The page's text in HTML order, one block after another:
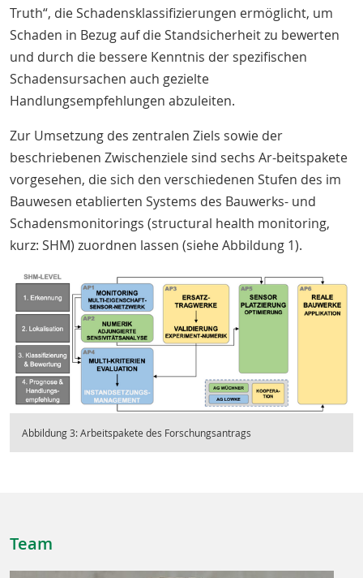
Truth“, die Schadensklassifizierungen ermöglicht, um
Schaden in Bezug auf die Standsicherheit zu bewerten
und durch die bessere Kenntnis der spezifischen
Schadensursachen auch gezielte
Handlungsempfehlungen abzuleiten.
Zur Umsetzung des zentralen Ziels sowie der
beschriebenen Zwischenziele sind sechs Ar-beitspakete
vorgesehen, die sich den verschiedenen Stufen des im
Bauwesen etablierten Systems des Bauwerks- und
Schadensmonitorings (structural health monitoring,
kurz: SHM) zuordnen lassen (siehe Abbildung 1).
Abbildung 3: Arbeitspakete des Forschungsantrags
Team